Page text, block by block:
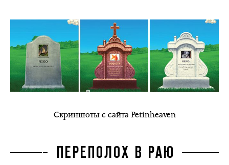
Скриншоты с сайта Petinheaven
ПЕРЕПОЛОХ В РАЮ